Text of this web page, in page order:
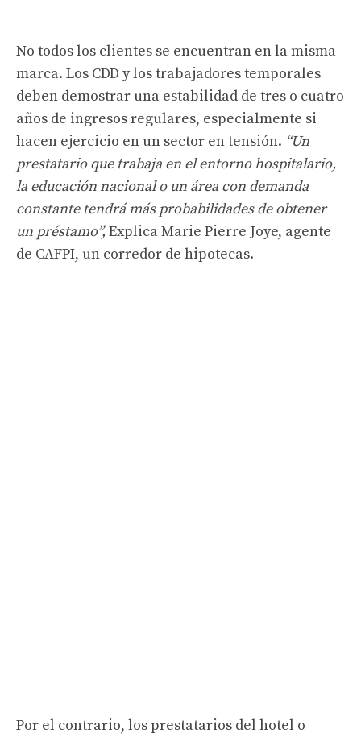
No todos los clientes se encuentran en la misma
marca. Los CDD y los trabajadores temporales
deben demostrar una estabilidad de tres o cuatro
años de ingresos regulares, especialmente si
hacen ejercicio en un sector en tensión. “Un
prestatario que trabaja en el entorno hospitalario,
la educación nacional o un área con demanda
constante tendrá más probabilidades de obtener
un préstamo”,Explica Marie Pierre Joye, agente
de CAFPI, un corredor de hipotecas.
Por el contrario, los prestatarios del hotel o